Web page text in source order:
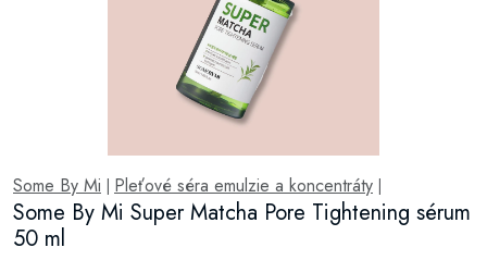
Some By Mi Pleťové séra emulzie a koncentráty
Some By Mi Super Matcha Pore Tightening sérum
50 ml